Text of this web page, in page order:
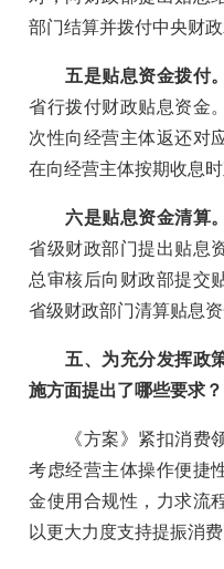
部门结算并拨付中央财
五是贴息资金拨付。
省行拨付财政贴息资金
次性向经营主体返还对
在向经营主体按期收息
六是贴息资金清算。
省级财政部门提出贴息
总审核后向财政部提交
省级财政部门清算贴息资
五、为充分发挥政策
施方面提出了哪些要求？
《方案》紧扣消费领
考虑经营主体操作便捷
金使用合规性，力求流
以更大力度支持提振消费